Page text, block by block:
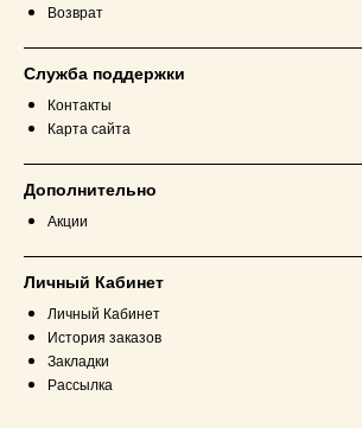
Возврат
Служба поддержки
Контакты
Карта сайта
Дополнительно
Акции
Личный Кабинет
Личный Кабинет
История заказов
Закладки
Рассылка